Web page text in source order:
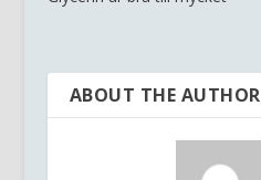
ABOUT THE AUTHOR